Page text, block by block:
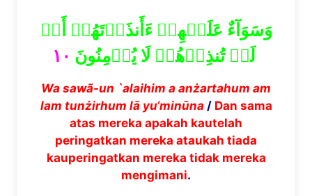
وَسَوَآءٌ عَلَيۡهِمۡ ءَأَنذَرۡتَهُمۡ أَمۡ
لَمۡ تُنذِرۡهُمۡ لَا يُؤۡمِنُونَ ١٠
Wa sawã-un `alaihim a anżartahum am
lam tunżirhum lāyu‘minūna / Dan sama
atas mereka apakah kautelah
peringatkan mereka ataukah tiada
kauperingatkan mereka tidak mereka
mengimani.